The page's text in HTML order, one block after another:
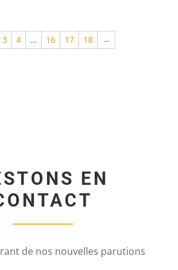
3 4 … 16 17 18 →
EN
de nos nouvelles parutions